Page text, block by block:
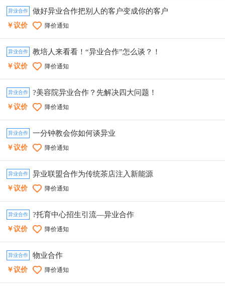
异业合作 做好异业合作把别人的客户变成你的客户
￥议价 降价通知
异业合作 教培人来看看！“异业合作”怎么谈？！
￥议价 降价通知
异业合作 ?美容院异业合作？先解决四大问题！
￥议价 降价通知
异业合作 一分钟教会你如何谈异业
￥议价 降价通知
异业合作 异业联盟合作为传统茶店注入新能源
￥议价 降价通知
异业合作 ?托育中心招生引流—异业合作
￥议价 降价通知
异业合作 物业合作
￥议价 降价通知